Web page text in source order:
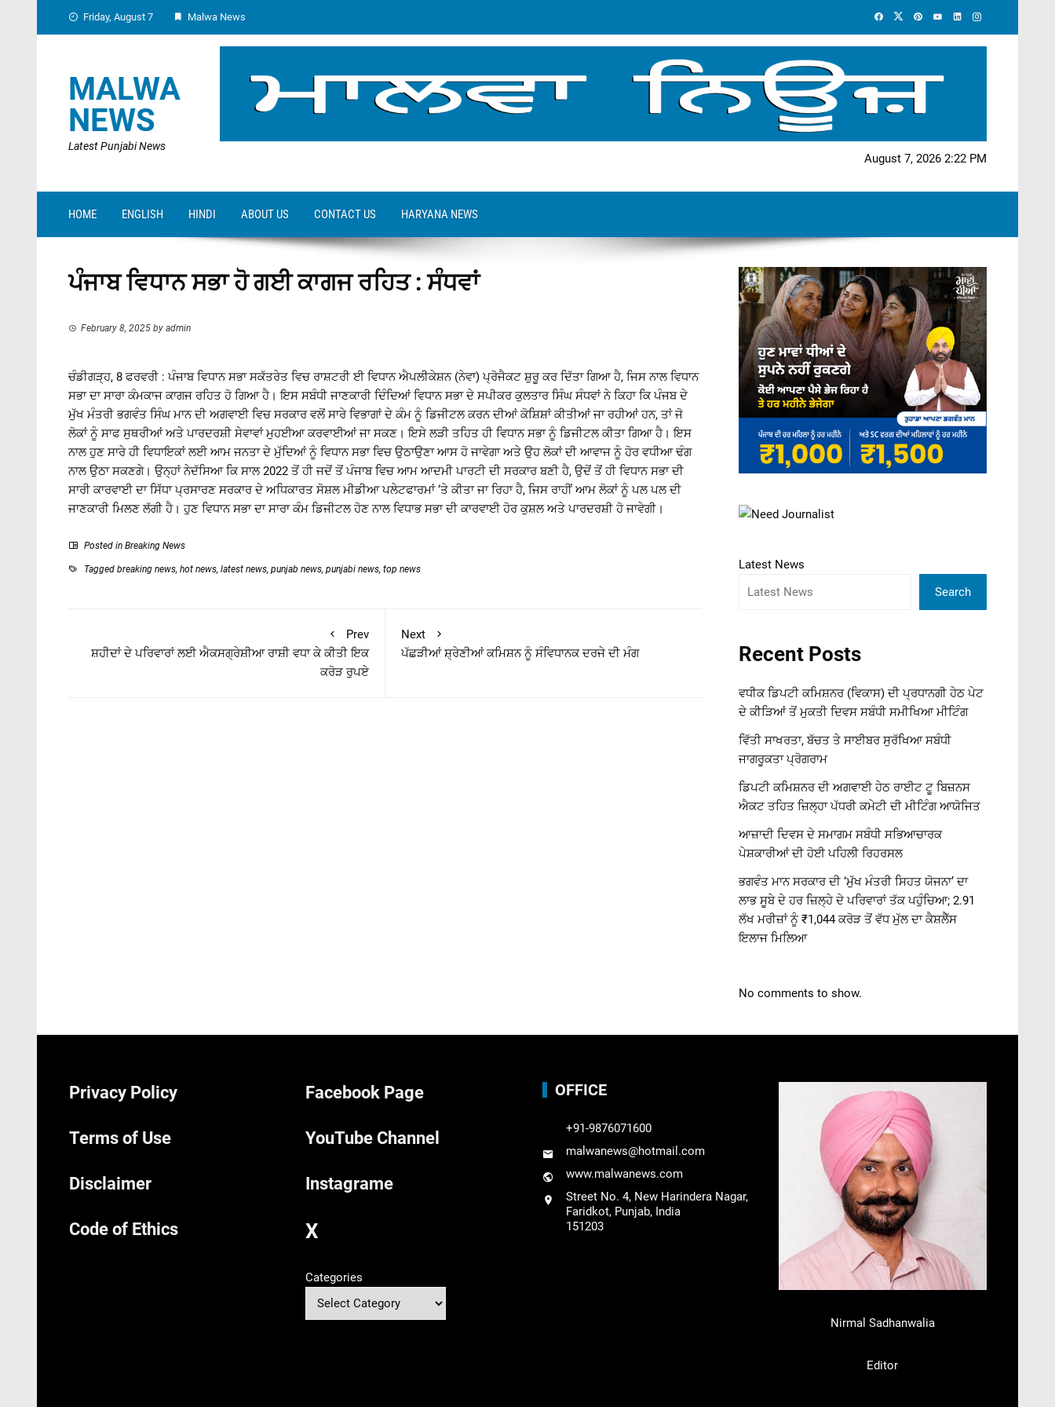
Friday, August 7 Malwa News
MALWA
NEWS
Latest Punjabi News
August 7, 2026 2:22 PM
HOME ENGLISH HINDI ABOUT US CONTACT US HARYANA NEWS
ਪੰਜਾਬ ਵਿਧਾਨ ਸਭਾ ਹੋ ਗਈ ਕਾਗਜ ਰਹਿਤ : ਸੰਧਵਾਂ
February 8, 2025 by admin
ਚੰਡੀਗੜ੍ਹ, 8 ਫਰਵਰੀ : ਪੰਜਾਬ ਵਿਧਾਨ ਸਭਾ ਸਕੱਤਰੇਤ ਵਿਚ ਰਾਸ਼ਟਰੀ ਈ ਵਿਧਾਨ ਐਪਲੀਕੇਸ਼ਨ (ਨੇਵਾ) ਪ੍ਰੋਜੈਕਟ ਸ਼ੁਰੂ ਕਰ ਦਿੱਤਾ ਗਿਆ ਹੈ, ਜਿਸ ਨਾਲ ਵਿਧਾਨ
ਸਭਾ ਦਾ ਸਾਰਾ ਕੰਮਕਾਜ ਕਾਗਜ ਰਹਿਤ ਹੋ ਗਿਆ ਹੈ। ਇਸ ਸਬੰਧੀ ਜਾਣਕਾਰੀ ਦਿੰਦਿਆਂ ਵਿਧਾਨ ਸਭਾ ਦੇ ਸਪੀਕਰ ਕੁਲਤਾਰ ਸਿੰਘ ਸੰਧਵਾਂ ਨੇ ਕਿਹਾ ਕਿ ਪੰਜਬ ਦੇ
ਮੁੱਖ ਮੰਤਰੀ ਭਗਵੰਤ ਸਿੰਘ ਮਾਨ ਦੀ ਅਗਵਾਈ ਵਿਚ ਸਰਕਾਰ ਵਲੋਂ ਸਾਰੇ ਵਿਭਾਗਾਂ ਦੇ ਕੰਮ ਨੂੰ ਡਿਜੀਟਲ ਕਰਨ ਦੀਆਂ ਕੋਸ਼ਿਸ਼ਾਂ ਕੀਤੀਆਂ ਜਾ ਰਹੀਆਂ ਹਨ, ਤਾਂ ਜੋ
ਲੋਕਾਂ ਨੂੰ ਸਾਫ ਸੁਥਰੀਆਂ ਅਤੇ ਪਾਰਦਰਸ਼ੀ ਸੇਵਾਵਾਂ ਮੁਹਈਆ ਕਰਵਾਈਆਂ ਜਾ ਸਕਣ। ਇਸੇ ਲੜੀ ਤਹਿਤ ਹੀ ਵਿਧਾਨ ਸਭਾ ਨੂੰ ਡਿਜੀਟਲ ਕੀਤਾ ਗਿਆ ਹੈ। ਇਸ
ਨਾਲ ਹੁਣ ਸਾਰੇ ਹੀ ਵਿਧਾਇਕਾਂ ਲਈ ਆਮ ਜਨਤਾ ਦੇ ਮੁੱਦਿਆਂ ਨੂੰ ਵਿਧਾਨ ਸਭਾ ਵਿਚ ਉਠਾਉਣਾ ਆਸ ਹੋ ਜਾਵੇਗਾ ਅਤੇ ਉਹ ਲੋਕਾਂ ਦੀ ਆਵਾਜ ਨੂੰ ਹੋਰ ਵਧੀਆ ਢੰਗ
ਨਾਲ ਉਠਾ ਸਕਣਗੇ। ਉਨ੍ਹਾਂ ਨੇਦੱਸਿਆ ਕਿ ਸਾਲ 2022 ਤੋਂ ਹੀ ਜਦੋਂ ਤੋਂ ਪੰਜਾਬ ਵਿਚ ਆਮ ਆਦਮੀ ਪਾਰਟੀ ਦੀ ਸਰਕਾਰ ਬਣੀ ਹੈ, ਉਦੋਂ ਤੋਂ ਹੀ ਵਿਧਾਨ ਸਭਾ ਦੀ
ਸਾਰੀ ਕਾਰਵਾਈ ਦਾ ਸਿੱਧਾ ਪ੍ਰਸਾਰਣ ਸਰਕਾਰ ਦੇ ਅਧਿਕਾਰਤ ਸੋਸ਼ਲ ਮੀਡੀਆ ਪਲੇਟਫਾਰਮਾਂ ‘ਤੇ ਕੀਤਾ ਜਾ ਰਿਹਾ ਹੈ, ਜਿਸ ਰਾਹੀਂ ਆਮ ਲੋਕਾਂ ਨੂੰ ਪਲ ਪਲ ਦੀ
ਜਾਣਕਾਰੀ ਮਿਲਣ ਲੱਗੀ ਹੈ। ਹੁਣ ਵਿਧਾਨ ਸਭਾ ਦਾ ਸਾਰਾ ਕੰਮ ਡਿਜੀਟਲ ਹੋਣ ਨਾਲ ਵਿਧਾਭ ਸਭਾ ਦੀ ਕਾਰਵਾਈ ਹੋਰ ਕੁਸ਼ਲ ਅਤੇ ਪਾਰਦਰਸ਼ੀ ਹੋ ਜਾਵੇਗੀ।
Posted in Breaking News
Tagged breaking news, hot news, latest news, punjab news, punjabi news, top news
Prev
ਸ਼ਹੀਦਾਂ ਦੇ ਪਰਿਵਾਰਾਂ ਲਈ ਐਕਸਗ੍ਰੇਸ਼ੀਆ ਰਾਸ਼ੀ ਵਧਾ ਕੇ ਕੀਤੀ ਇਕ
ਕਰੋੜ ਰੁਪਏ
Next
ਪੱਛੜੀਆਂ ਸ਼੍ਰੇਣੀਆਂ ਕਮਿਸ਼ਨ ਨੂੰ ਸੰਵਿਧਾਨਕ ਦਰਜੇ ਦੀ ਮੰਗ
Latest News
Search
Recent Posts
ਵਧੀਕ ਡਿਪਟੀ ਕਮਿਸ਼ਨਰ (ਵਿਕਾਸ) ਦੀ ਪ੍ਰਧਾਨਗੀ ਹੇਠ ਪੇਟ
ਦੇ ਕੀੜਿਆਂ ਤੋਂ ਮੁਕਤੀ ਦਿਵਸ ਸਬੰਧੀ ਸਮੀਖਿਆ ਮੀਟਿੰਗ
ਵਿੱਤੀ ਸਾਖਰਤਾ, ਬੱਚਤ ਤੇ ਸਾਈਬਰ ਸੁਰੱਖਿਆ ਸਬੰਧੀ
ਜਾਗਰੂਕਤਾ ਪ੍ਰੋਗਰਾਮ
ਡਿਪਟੀ ਕਮਿਸ਼ਨਰ ਦੀ ਅਗਵਾਈ ਹੇਠ ਰਾਈਟ ਟੂ ਬਿਜ਼ਨਸ
ਐਕਟ ਤਹਿਤ ਜ਼ਿਲ੍ਹਾ ਪੱਧਰੀ ਕਮੇਟੀ ਦੀ ਮੀਟਿੰਗ ਆਯੋਜਿਤ
ਆਜ਼ਾਦੀ ਦਿਵਸ ਦੇ ਸਮਾਗਮ ਸਬੰਧੀ ਸਭਿਆਚਾਰਕ
ਪੇਸ਼ਕਾਰੀਆਂ ਦੀ ਹੋਈ ਪਹਿਲੀ ਰਿਹਰਸਲ
ਭਗਵੰਤ ਮਾਨ ਸਰਕਾਰ ਦੀ ‘ਮੁੱਖ ਮੰਤਰੀ ਸਿਹਤ ਯੋਜਨਾ’ ਦਾ
ਲਾਭ ਸੂਬੇ ਦੇ ਹਰ ਜ਼ਿਲ੍ਹੇ ਦੇ ਪਰਿਵਾਰਾਂ ਤੱਕ ਪਹੁੰਚਿਆ; 2.91
ਲੱਖ ਮਰੀਜ਼ਾਂ ਨੂੰ ₹1,044 ਕਰੋੜ ਤੋਂ ਵੱਧ ਮੁੱਲ ਦਾ ਕੈਸ਼ਲੈੱਸ
ਇਲਾਜ ਮਿਲਿਆ
No comments to show.
Privacy Policy
Terms of Use
Disclaimer
Code of Ethics
Facebook Page
YouTube Channel
Instagrame
X
Categories
OFFICE
+91-9876071600
malwanews@hotmail.com
www.malwanews.com
Street No. 4, New Harindera Nagar,
Faridkot, Punjab, India
151203
Nirmal Sadhanwalia
Editor